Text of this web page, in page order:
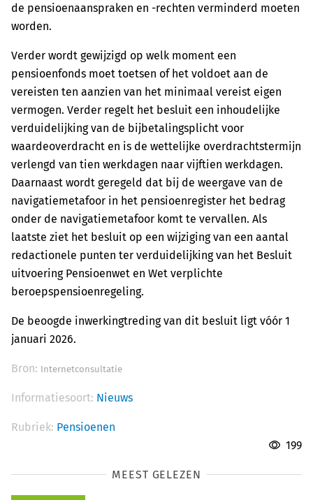
de pensioenaanspraken en -rechten verminderd moeten
worden.
Verder wordt gewijzigd op welk moment een
pensioenfonds moet toetsen of het voldoet aan de
vereisten ten aanzien van het minimaal vereist eigen
vermogen. Verder regelt het besluit een inhoudelijke
verduidelijking van de bijbetalingsplicht voor
waardeoverdracht en is de wettelijke overdrachtstermijn
verlengd van tien werkdagen naar vijftien werkdagen.
Daarnaast wordt geregeld dat bij de weergave van de
navigatiemetafoor in het pensioenregister het bedrag
onder de navigatiemetafoor komt te vervallen. Als
laatste ziet het besluit op een wijziging van een aantal
redactionele punten ter verduidelijking van het Besluit
uitvoering Pensioenwet en Wet verplichte
beroepspensioenregeling.
De beoogde inwerkingtreding van dit besluit ligt vóór 1
januari 2026.
Bron: Internetconsultatie
Informatiesoort: Nieuws
Rubriek: Pensioenen
199
MEEST GELEZEN